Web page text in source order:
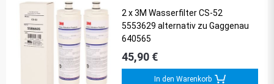
2 x 3M Wasserfilter CS-52
5553629 alternativ zu Gaggenau
640565
45,90 €
In den Warenkorb